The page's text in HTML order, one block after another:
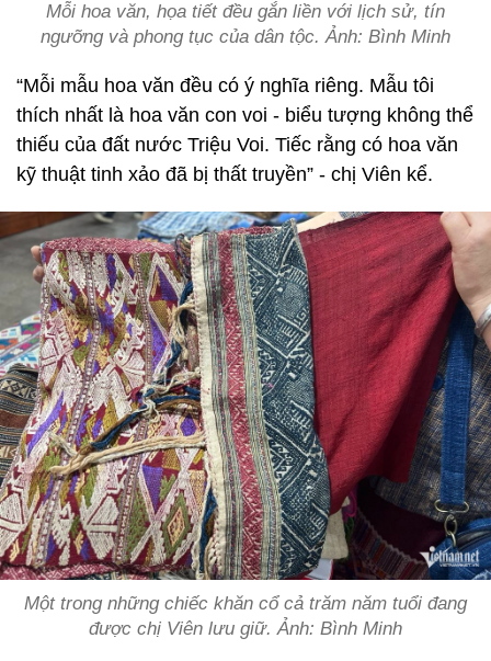
Mỗi hoa văn, họa tiết đều gắn liền với lịch sử, tín
ngưỡng và phong tục của dân tộc. Ảnh: Bình Minh
“Mỗi mẫu hoa văn đều có ý nghĩa riêng. Mẫu tôi
thích nhất là hoa văn con voi - biểu tượng không thể
thiếu của đất nước Triệu Voi. Tiếc rằng có hoa văn
kỹ thuật tinh xảo đã bị thất truyền” - chị Viên kể.
Một trong những chiếc khăn cổ cả trăm năm tuổi đang
được chị Viên lưu giữ. Ảnh: Bình Minh